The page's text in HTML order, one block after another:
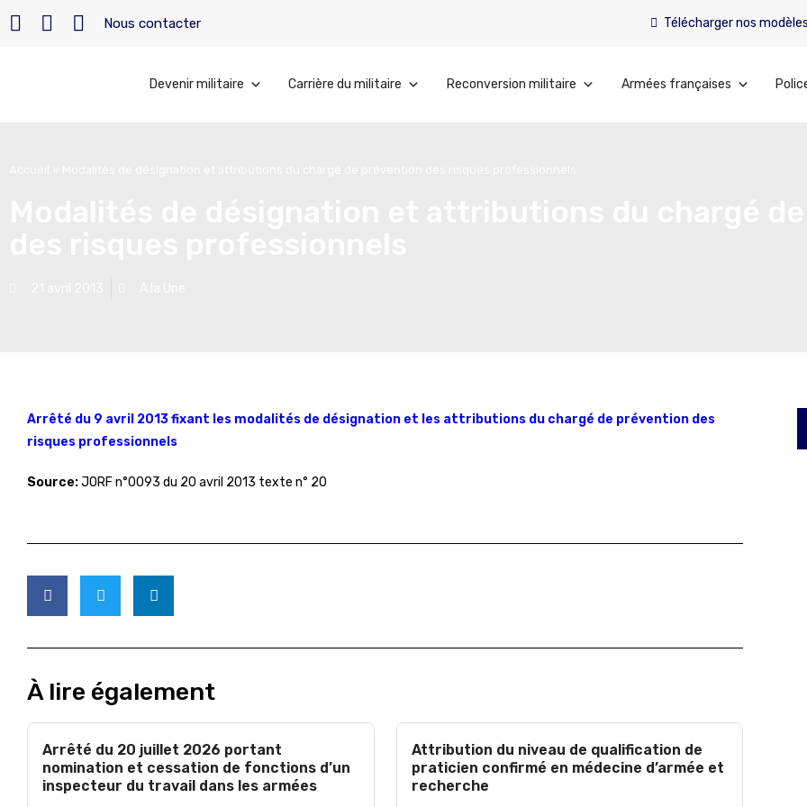
Nous contacter Télécharger nos modèles
Devenir militaire Carrière du militaire Reconversion militaire Armées françaises
Arrêté du 9 avril 2013 fixant les modalités de désignation et les attributions du chargé de prévention des
risques professionnels
Source:JORF n°0093 du 20 avril 2013 texte n° 20
À lire également
Arrêté du 20 juillet 2026 portant
nomination et cessation de fonctions d’un
inspecteur du travail dans les armées
Attribution du niveau de qualification de
praticien confirmé en médecine d’armée et
recherche